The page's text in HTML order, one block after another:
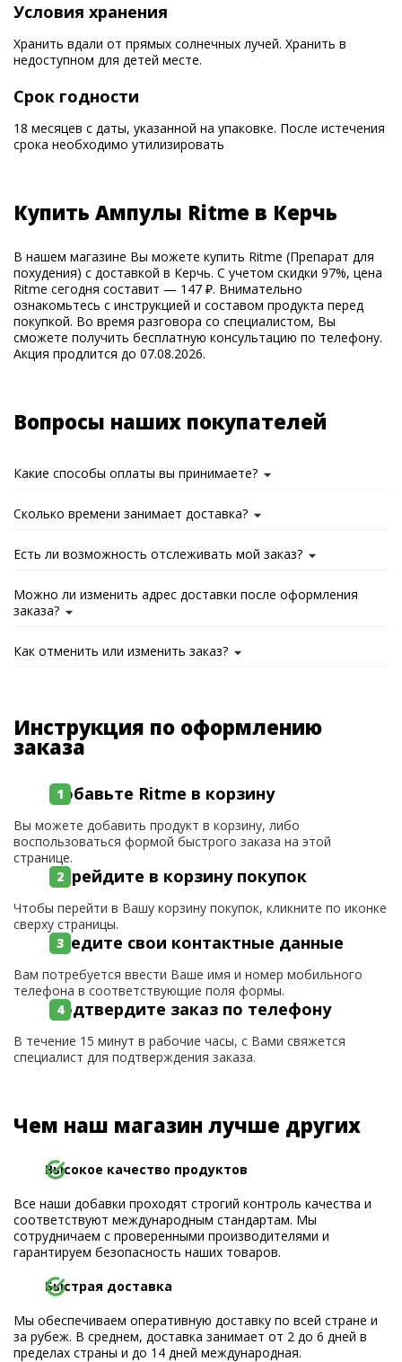
Условия хранения
Хранить вдали от прямых солнечных лучей. Хранить в
недоступном для детей месте.
Срок годности
18 месяцев с даты, указанной на упаковке. После истечения
срока необходимо утилизировать
Купить Ампулы Ritme в Керчь
В нашем магазине Вы можете купить Ritme (Препарат для
похудения) с доставкой в Керчь. С учетом скидки 97%, цена
Ritme сегодня составит — 147 ₽. Внимательно
ознакомьтесь с инструкцией и составом продукта перед
покупкой. Во время разговора со специалистом, Вы
сможете получить бесплатную консультацию по телефону.
Акция продлится до 07.08.2026.
Вопросы наших покупателей
Какие способы оплаты вы принимаете?
Сколько времени занимает доставка?
Есть ли возможность отслеживать мой заказ?
Можно ли изменить адрес доставки после оформления
заказа?
Как отменить или изменить заказ?
Инструкция по оформлению
заказа
Добавьте Ritme в корзину
Вы можете добавить продукт в корзину, либо
воспользоваться формой быстрого заказа на этой
странице.
Перейдите в корзину покупок
Чтобы перейти в Вашу корзину покупок, кликните по иконке
сверху страницы.
Введите свои контактные данные
Вам потребуется ввести Ваше имя и номер мобильного
телефона в соответствующие поля формы.
Подтвердите заказ по телефону
В течение 15 минут в рабочие часы, с Вами свяжется
специалист для подтверждения заказа.
Чем наш магазин лучше других
Высокое качество продуктов
Все наши добавки проходят строгий контроль качества и
соответствуют международным стандартам. Мы
сотрудничаем с проверенными производителями и
гарантируем безопасность наших товаров.
Быстрая доставка
Мы обеспечиваем оперативную доставку по всей стране и
за рубеж. В среднем, доставка занимает от 2 до 6 дней в
пределах страны и до 14 дней международная.